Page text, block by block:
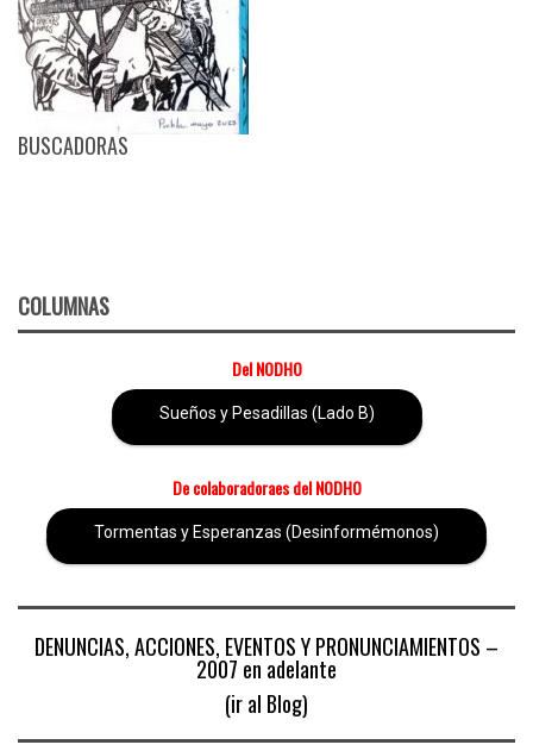
BUSCADORAS
COLUMNAS
Del NODHO
Sueños y Pesadillas (Lado B)
De colaboradoraes del NODHO
Tormentas y Esperanzas (Desinformémonos)
DENUNCIAS, ACCIONES, EVENTOS Y PRONUNCIAMIENTOS –
2007 en adelante
(ir al Blog)